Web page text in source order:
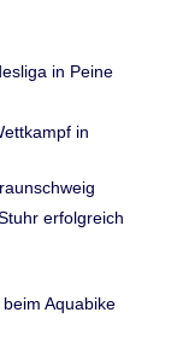
in Peine
in
erfolgreich
Aquabike